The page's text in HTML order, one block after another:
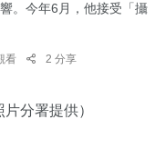
。今年6月，他接受「攝
看 2 分享